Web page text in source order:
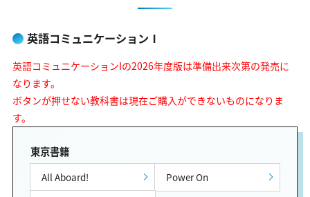
英語コミュニケーションⅠ
英語コミュニケーションIの2026年度版は準備出来次第の発売に
なります。
ボタンが押せない教科書は現在ご購入ができないものになりま
す。
東京書籍
All Aboard!
Power On